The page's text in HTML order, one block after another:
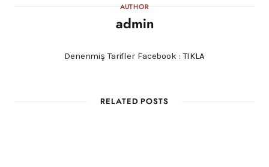
AUTHOR
admin
Denenmiş Tarifler Facebook :TIKLA
RELATED POSTS